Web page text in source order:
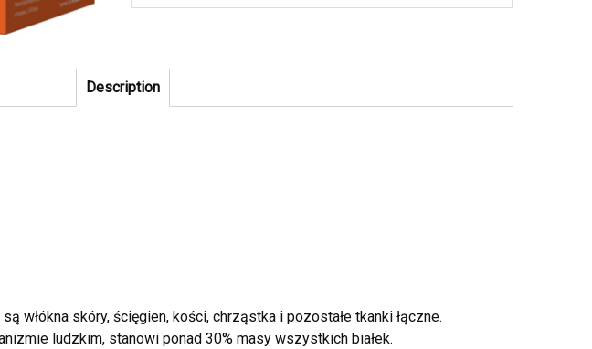
Description
włókna skóry, ścięgien, kości, chrząstka i pozostałe tkanki łączne.
ludzkim, stanowi ponad 30% masy wszystkich białek.